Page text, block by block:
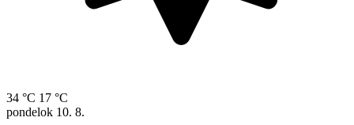
34 °C 17 °C
pondelok 10. 8.